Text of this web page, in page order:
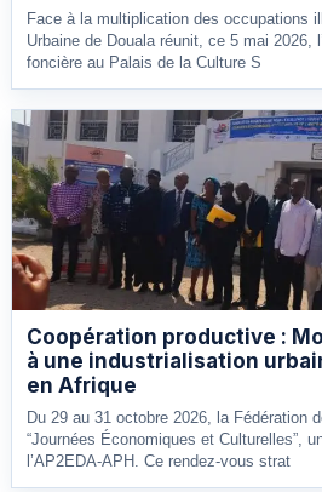
Face à la multiplication des occupations
Urbaine de Douala réunit, ce 5 mai 2026,
foncière au Palais de la Culture S
Coopération productive :
à une industrialisation
en Afrique
Du 29 au 31 octobre 2026, la Fédération
“Journées Économiques et Culturelles”,
l’AP2EDA-APH. Ce rendez-vous strat